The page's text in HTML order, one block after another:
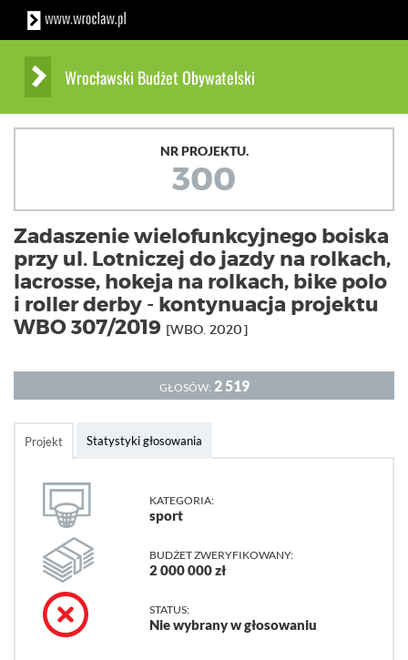
Wrocławski Budżet Obywatelski
NR PROJEKTU.
300
Zadaszenie wielofunkcyjnego boiska
przy ul. Lotniczej do jazdy na rolkach,
lacrosse, hokeja na rolkach, bike polo
i roller derby - kontynuacja projektu
WBO 307/2019 [WBO. 2020]
GŁOSÓW: 2 519
Projekt Statystyki głosowania
KATEGORIA:
sport
BUDŻET ZWERYFIKOWANY:
2 000 000 zł
STATUS:
Nie wybrany w głosowaniu